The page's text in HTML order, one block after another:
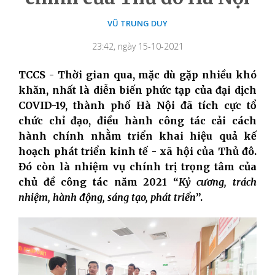
VŨ TRUNG DUY
23:42, ngày 15-10-2021
TCCS - Thời gian qua, mặc dù gặp nhiều khó
khăn, nhất là diễn biến phức tạp của đại dịch
COVID-19, thành phố Hà Nội đã tích cực tổ
chức chỉ đạo, điều hành công tác cải cách
hành chính nhằm triển khai hiệu quả kế
hoạch phát triển kinh tế - xã hội của Thủ đô.
Đó còn là nhiệm vụ chính trị trọng tâm của
chủ đề công tác năm 2021 “Kỷ cương, trách
nhiệm, hành động, sáng tạo, phát triển”.